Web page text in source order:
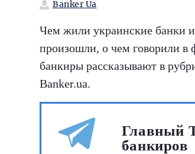
Banker Ua
Чем жили украинские банки
произошли, о чем говорили в
банкиры рассказывают в
Banker.ua.
Главный
банкиров